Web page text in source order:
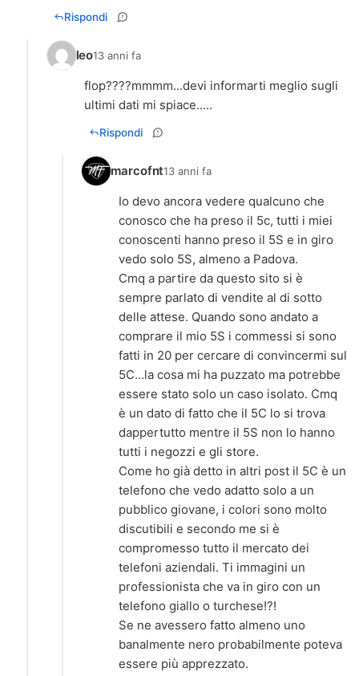
Rispondi
leo13 anni fa
flop????mmmm...devi informarti meglio sugli
ultimi dati mi spiace.....
Rispondi
marcofnt13 anni fa
Io devo ancora vedere qualcuno che
conosco che ha preso il 5c, tutti i miei
conoscenti hanno preso il 5S e in giro
vedo solo 5S, almeno a Padova.
Cmq a partire da questo sito si è
sempre parlato di vendite al di sotto
delle attese. Quando sono andato a
comprare il mio 5S i commessi si sono
fatti in 20 per cercare di convincermi sul
5C...la cosa mi ha puzzato ma potrebbe
essere stato solo un caso isolato. Cmq
è un dato di fatto che il 5C lo si trova
dappertutto mentre il 5S non lo hanno
tutti i negozzi e gli store.
Come ho già detto in altri post il 5C è un
telefono che vedo adatto solo a un
pubblico giovane, i colori sono molto
discutibili e secondo me si è
compromesso tutto il mercato dei
telefoni aziendali. Ti immagini un
professionista che va in giro con un
telefono giallo o turchese!?!
Se ne avessero fatto almeno uno
banalmente nero probabilmente poteva
essere più apprezzato.